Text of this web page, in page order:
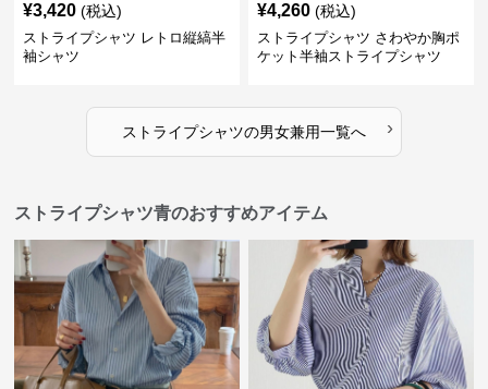
¥3,420 (税込)
ストライプシャツ レトロ縦縞半
袖シャツ
¥4,260 (税込)
ストライプシャツ さわやか胸ポ
ケット半袖ストライプシャツ
ストライプシャツの男女兼用一覧へ ›
ストライプシャツ青のおすすめアイテム